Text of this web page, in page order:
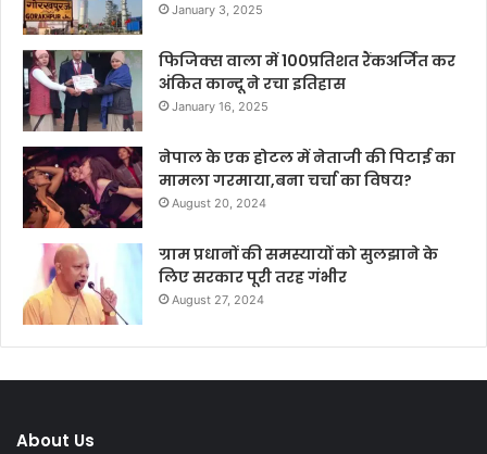
January 3, 2025
फिजिक्स वाला में 100प्रतिशत रैंकअर्जित कर
अंकित कान्दू ने रचा इतिहास
January 16, 2025
नेपाल के एक होटल में नेताजी की पिटाई का
मामला गरमाया,बना चर्चा का विषय?
August 20, 2024
ग्राम प्रधानों की समस्यायों को सुलझाने के
लिए सरकार पूरी तरह गंभीर
August 27, 2024
About Us